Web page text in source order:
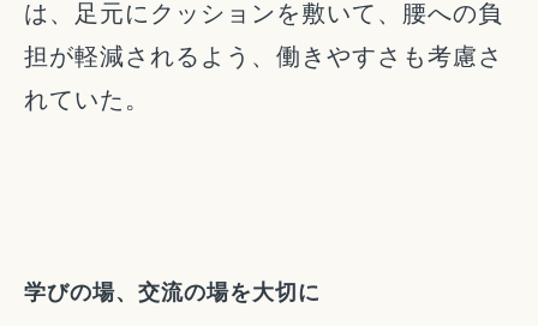
は、足元にクッションを敷いて、腰への負
担が軽減されるよう、働きやすさも考慮さ
れていた。
学びの場、交流の場を大切に